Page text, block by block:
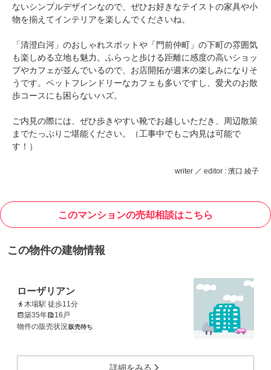
ないシンプルデザインなので、ぜひお好きなテイストの家具や小
物を揃えてインテリアを楽しんでくださいね。
「清澄白河」のおしゃれスポットや「門前仲町」の下町の雰囲気
も楽しめる立地も魅力。ふらっと歩ける距離に感度の高いショッ
プやカフェが並んでいるので、お店開拓が週末の楽しみになりそ
うです。ペットフレンドリーなカフェも多いですし、愛犬のお散
歩コースにも困らないハズ。
ご内見の際には、ぜひ歩きやすい靴でお越しいただき、周辺散策
までたっぷりご堪能ください。（工事中でもご内見は可能で
す！）
writer ／ editor : 濱口 綾子
このマンションの売却相談はこちら
この物件の建物情報
ローザリアン
木場駅 徒歩11分
築35年
16戸
物件の販売状況販売待ち
詳細をみる